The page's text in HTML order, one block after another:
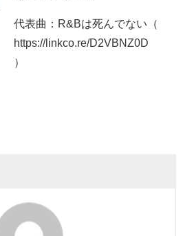
代表曲：R&Bは死んでない（
https://linkco.re/D2VBNZ0D
）